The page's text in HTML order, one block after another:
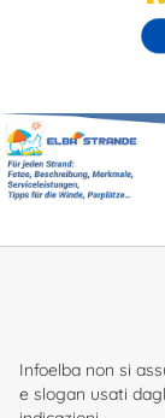
Infoelba non si
e slogan usati